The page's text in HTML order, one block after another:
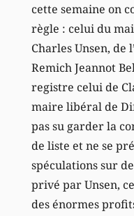
cette semaine on
règle : celui du
Charles Unsen,
Remich Jeannot
registre celui de
maire libéral de
pas su garder la
de liste et ne se
spéculations sur
privé par Unsen,
des énormes